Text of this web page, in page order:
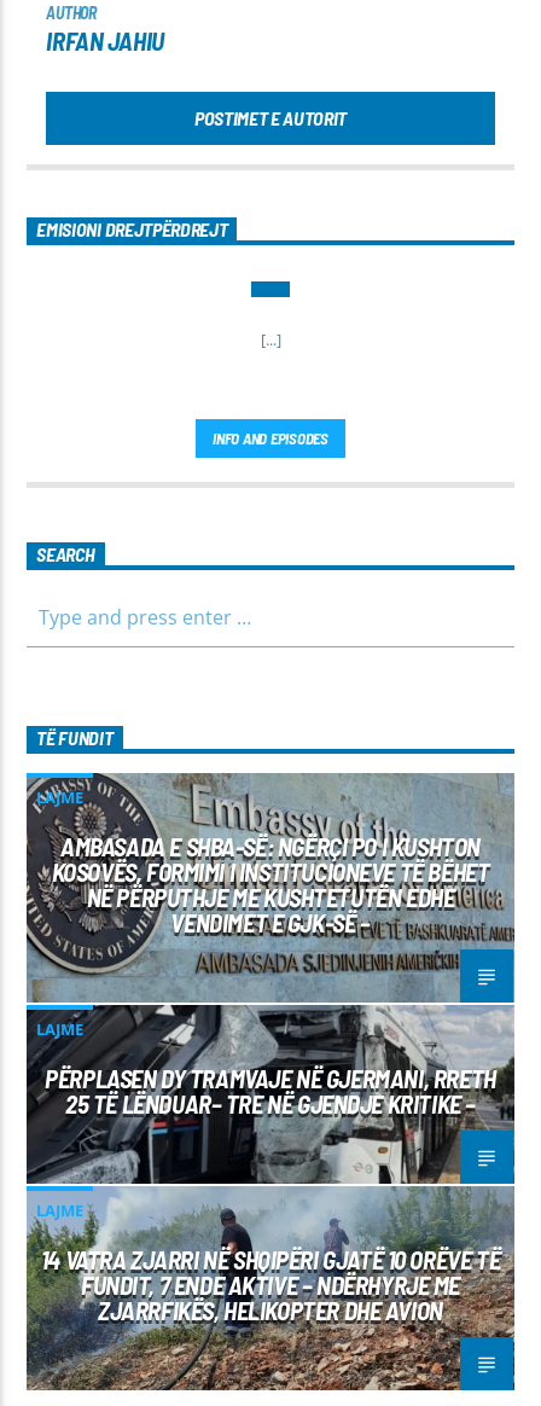
AUTHOR
IRFAN JAHIU
POSTIMET E AUTORIT
EMISIONI DREJTPËRDREJT
[...]
INFO AND EPISODES
SEARCH
TË FUNDIT
LAJME
AMBASADA E SHBA-SË: NGËRÇI PO I KUSHTON
KOSOVËS, FORMIMI I INSTITUCIONEVE TË BËHET
NË PËRPUTHJE ME KUSHTETUTËN EDHE
VENDIMET E GJK-SË –
LAJME
PËRPLASEN DY TRAMVAJE NË GJERMANI, RRETH
25 TË LËNDUAR– TRE NË GJENDJE KRITIKE –
LAJME
14 VATRA ZJARRI NË SHQIPËRI GJATË 10 ORËVE TË
FUNDIT, 7 ENDE AKTIVE – NDËRHYRJE ME
ZJARRFIKËS, HELIKOPTER DHE AVION